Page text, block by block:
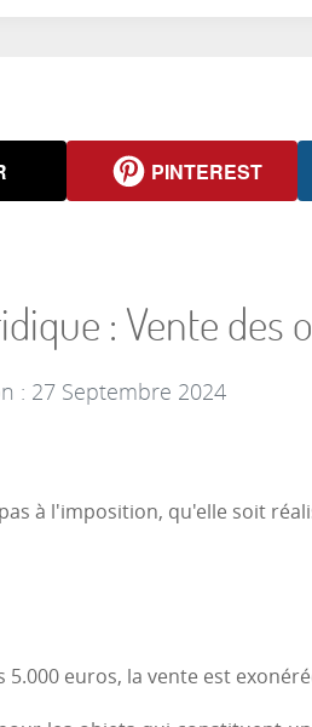
PINTEREST
: Vente des
: 27 Septembre 2024
à l'imposition, qu'elle soit
5.000 euros, la vente est